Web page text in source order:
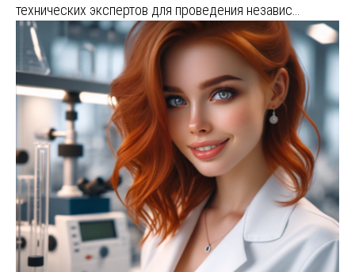
технических экспертов для проведения независ…